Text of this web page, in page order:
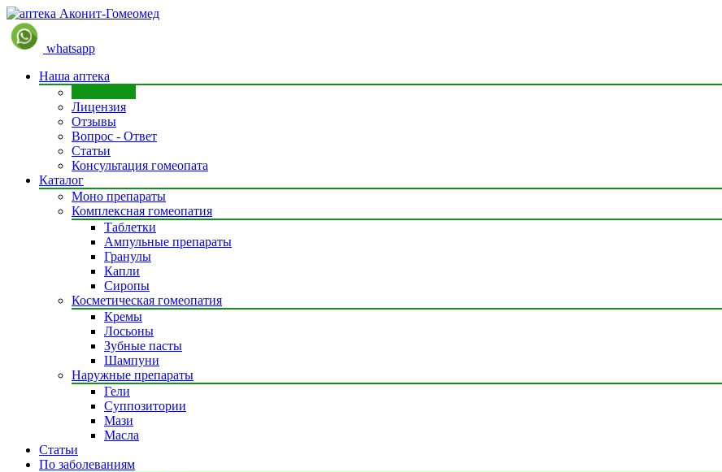
whatsapp
Наша аптека
Лицензия
Отзывы
Вопрос - Ответ
Статьи
Консультация гомеопата
Каталог
Моно препараты
Комплексная гомеопатия
Таблетки
Ампульные препараты
Гранулы
Капли
Сиропы
Косметическая гомеопатия
Кремы
Лосьоны
Зубные пасты
Шампуни
Наружные препараты
Гели
Суппозитории
Мази
Масла
Статьи
По заболеваниям